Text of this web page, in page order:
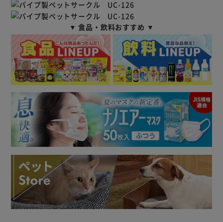
▼ 食品・飲料おすすめ ▼